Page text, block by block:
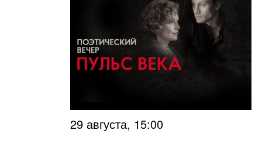
29 августа, 15:00